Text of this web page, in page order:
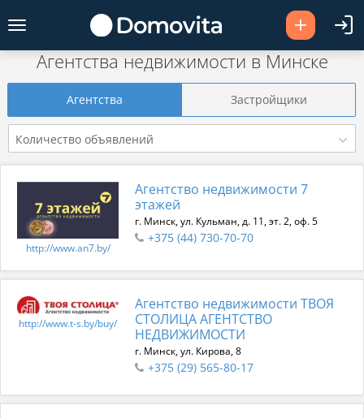
Агентства недвижимости в Минске
Агентства Застройщики
Количество объявлений
http://www.an7.by/
Агентство недвижимости 7
этажей
г. Минск, ул. Кульман, д. 11, эт. 2, оф. 5
+375 (44) 730-70-70
http://www.t-s.by/buy/
Агентство недвижимости ТВОЯ
СТОЛИЦА АГЕНТСТВО
НЕДВИЖИМОСТИ
г. Минск, ул. Кирова, 8
+375 (29) 565-80-17